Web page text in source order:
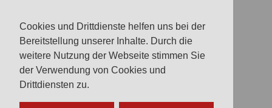
Cookies und Drittdienste helfen uns bei der
Bereitstellung unserer Inhalte. Durch die
weitere Nutzung der Webseite stimmen Sie
der Verwendung von Cookies und
Drittdiensten zu.